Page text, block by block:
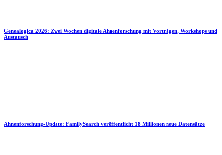
Genealogica 2026: Zwei Wochen digitale Ahnenforschung mit Vorträgen, Workshops und
Austausch
Ahnenforschung-Update: FamilySearch veröffentlicht 18 Millionen neue Datensätze